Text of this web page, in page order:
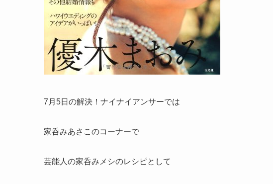
7月5日の解決！ナイナイアンサーでは
家呑みあさこのコーナーで
芸能人の家呑みメシのレシピとして